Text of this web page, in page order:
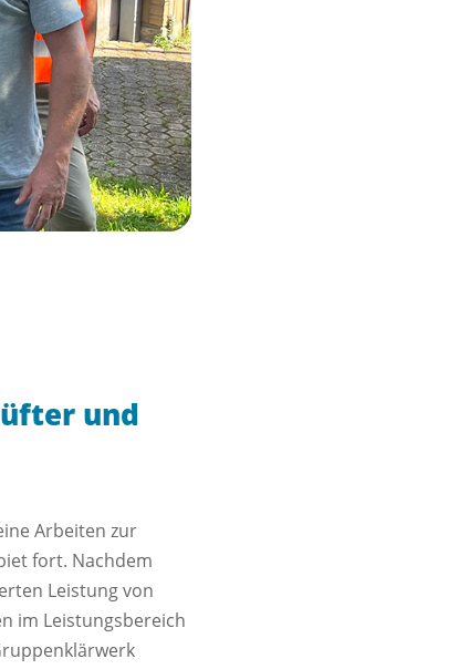
und
Arbeiten zur
fort. Nachdem
Leistung von
im Leistungsbereich